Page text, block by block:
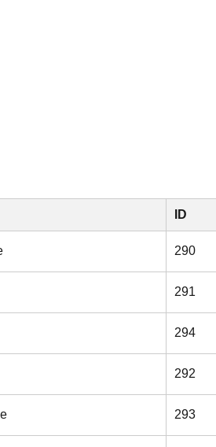
ID
290
291
294
292
293